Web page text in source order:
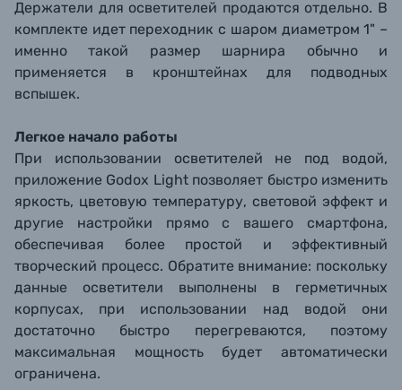
Держатели для осветителей продаются отдельно. В
комплекте идет переходник с шаром диаметром 1" –
именно такой размер шарнира обычно и
применяется в кронштейнах для подводных
вспышек.
Легкое начало работы
При использовании осветителей не под водой,
приложение Godox Light позволяет быстро изменить
яркость, цветовую температуру, световой эффект и
другие настройки прямо с вашего смартфона,
обеспечивая более простой и эффективный
творческий процесс. Обратите внимание: поскольку
данные осветители выполнены в герметичных
корпусах, при использовании над водой они
достаточно быстро перегреваются, поэтому
максимальная мощность будет автоматически
ограничена.